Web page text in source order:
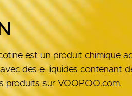
est un produit chimique
des e-liquides contenant
produits sur VOOPOO.com.
R&D
des puces GENE